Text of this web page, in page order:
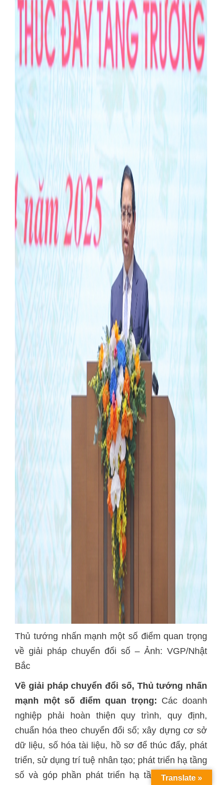
Thủ tướng nhấn mạnh một số điểm quan trọng
về giải pháp chuyển đổi số – Ảnh: VGP/Nhật
Bắc
Về giải pháp chuyển đổi số, Thủ tướng nhấn
mạnh một số điểm quan trọng: Các doanh
nghiệp phải hoàn thiện quy trình, quy định,
chuẩn hóa theo chuyển đổi số; xây dựng cơ sở
dữ liệu, số hóa tài liệu, hồ sơ để thúc đẩy, phát
triển, sử dụng trí tuệ nhân tạo; phát triển hạ tầng
số và góp phần phát triển hạ tầng số của cả
Translate »